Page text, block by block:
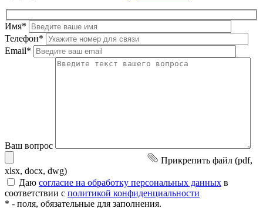
Имя*
Телефон*
Email*
Ваш вопрос
Прикрепить файл (pdf,
xlsx, docx, dwg)
Даю согласие на обработку персональных данных в
соответствии с политикой конфиденциальности
* - поля, обязательные для заполнения.